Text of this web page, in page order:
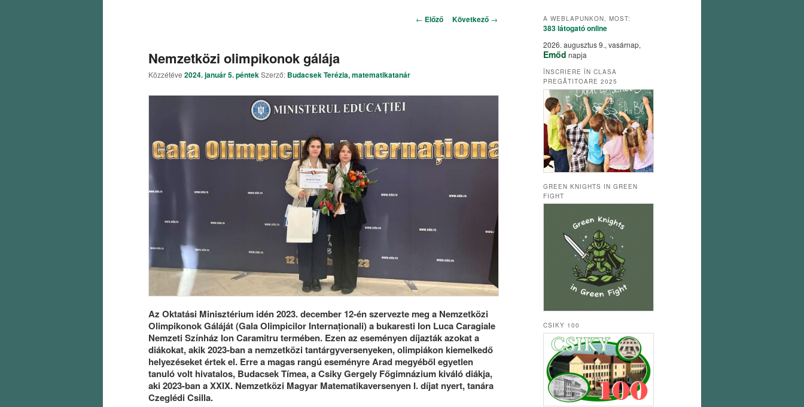
Bejegyzés navigáció
← Előző Következő →
Nemzetközi olimpikonok gálája
Közzétéve 2024. január 5. péntekSzerző: Budacsek Terézia, matematikatanár
Az Oktatási Minisztérium idén 2023. december 12-én szervezte meg a Nemzetközi
Olimpikonok Gáláját (Gala Olimpicilor Internaționali) a bukaresti Ion Luca Caragiale
Nemzeti Színház Ion Caramitru termében. Ezen az eseményen díjazták azokat a
diákokat, akik 2023-ban a nemzetközi tantárgyversenyeken, olimpiákon kiemelkedő
helyezéseket értek el. Erre a magas rangú eseményre Arad megyéből egyetlen
tanuló volt hivatalos, Budacsek Tímea, a Csiky Gergely Főgimnázium kiváló diákja,
aki 2023-ban a XXIX. Nemzetközi Magyar Matematikaversenyen I. díjat nyert, tanára
Czeglédi Csilla.
A WEBLAPUNKON, MOST:
383 látogatóonline
2026. augusztus 9., vasárnap,
Emőd napja
ÎNSCRIERE ÎN CLASA
PREGĂTITOARE 2025
GREEN KNIGHTS IN GREEN
FIGHT
CSIKY 100